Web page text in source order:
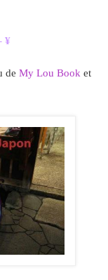
¥
de My Lou Book et